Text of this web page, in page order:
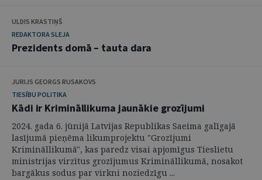
ULDIS KRASTIŅŠ
REDAKTORA SLEJA
Prezidents domā – tauta dara
JURIJS GEORGS RUSAKOVS
TIESĪBU POLITIKA
Kādi ir Krimināllikuma jaunākie grozījumi
2024. gada 6. jūnijā Latvijas Republikas Saeima galīgajā
lasījumā pieņēma likumprojektu "Grozījumi
Krimināllikumā", kas paredz visai apjomīgus Tieslietu
ministrijas virzītus grozījumus Krimināllikumā, nosakot
bargākus sodus par virkni noziedzīgu ...